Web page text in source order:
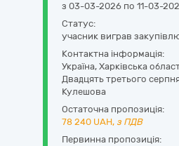
з 03-03-2026 по 11-03-
Статус:
учасник виграв
Контактна інформація:
Україна, Харківська
Двадцять третього
Кулешова
Остаточна пропозиція:
78 240 UAH, з ПДВ
Первинна пропозиція: